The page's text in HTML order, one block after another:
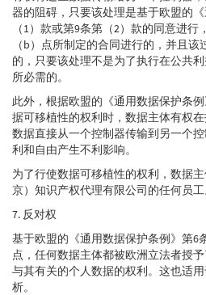
器的阻碍，只要该处理是基于欧盟的
（1）款或第9条第（2）款的同意进
（b）点所制定的合同进行的，并且
的，只要该处理不是为了执行在公共
所必需的。
此外，根据欧盟的《通用数据保护条
据可移植性的权利时，数据主体有权
数据直接从一个控制器传输到另一个
利和自由产生不利影响。
为了行使数据可移植性的权利，数据
京）知识产权代理有限公司的任何员工
7. 反对权
基于欧盟的《通用数据保护条例》第6
点，任何数据主体都被欧洲立法者授
与其有关的个人数据的权利。这也适
析。